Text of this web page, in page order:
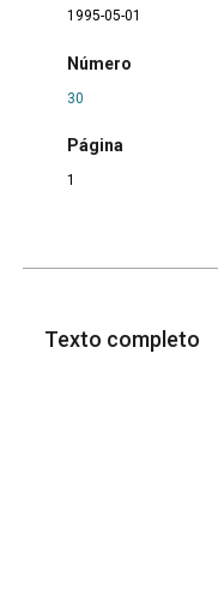
1995-05-01
Número
30
Página
1
Texto completo